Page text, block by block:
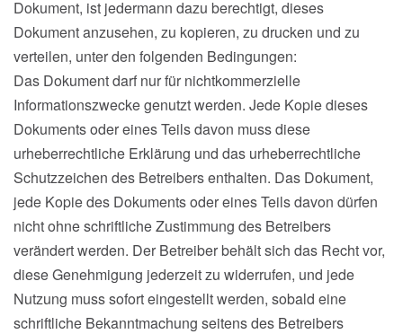
Dokument, ist jedermann dazu berechtigt, dieses
Dokument anzusehen, zu kopieren, zu drucken und zu
verteilen, unter den folgenden Bedingungen:
Das Dokument darf nur für nichtkommerzielle
Informationszwecke genutzt werden. Jede Kopie dieses
Dokuments oder eines Teils davon muss diese
urheberrechtliche Erklärung und das urheberrechtliche
Schutzzeichen des Betreibers enthalten. Das Dokument,
jede Kopie des Dokuments oder eines Teils davon dürfen
nicht ohne schriftliche Zustimmung des Betreibers
verändert werden. Der Betreiber behält sich das Recht vor,
diese Genehmigung jederzeit zu widerrufen, und jede
Nutzung muss sofort eingestellt werden, sobald eine
schriftliche Bekanntmachung seitens des Betreibers